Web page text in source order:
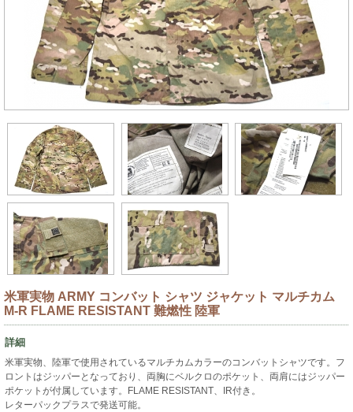
米軍実物 ARMY コンバット シャツ ジャケット マルチカム
M-R FLAME RESISTANT 難燃性 陸軍
詳細
米軍実物、陸軍で使用されているマルチカムカラーのコンバットシャツです。フ
ロントはジッパーとなっており、両胸にベルクロのポケット、両肩にはジッパー
ポケットが付属しています。FLAME RESISTANT、IR付き。
レターパックプラスで発送可能。